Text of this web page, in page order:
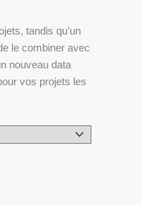
tandis qu’un
le combiner avec
nouveau data
vos projets les